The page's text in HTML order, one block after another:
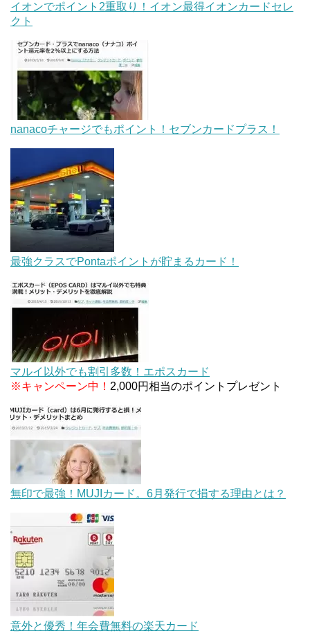
イオンでポイント2重取り！イオン最得イオンカードセレ
クト
nanacoチャージでもポイント！セブンカードプラス！
最強クラスでPontaポイントが貯まるカード！
マルイ以外でも割引多数！エポスカード
※キャンペーン中！ 2,000円相当のポイントプレゼント
無印で最強！MUJIカード。6月発行で損する理由とは？
意外と優秀！年会費無料の楽天カード